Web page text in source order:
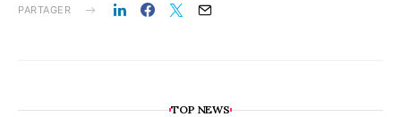
PARTAGER
TOP NEWS